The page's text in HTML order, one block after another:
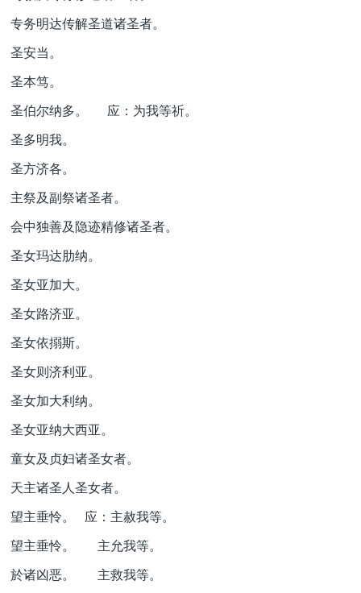
专务明达传解圣道诸圣者。
圣安当。
圣本笃。
圣伯尔纳多。 应：为我等祈。
圣多明我。
圣方济各。
主祭及副祭诸圣者。
会中独善及隐迹精修诸圣者。
圣女玛达肋纳。
圣女亚加大。
圣女路济亚。
圣女依搦斯。
圣女则济利亚。
圣女加大利纳。
圣女亚纳大西亚。
童女及贞妇诸圣女者。
天主诸圣人圣女者。
望主垂怜。 应：主赦我等。
望主垂怜。 主允我等。
於诸凶恶。 主救我等。